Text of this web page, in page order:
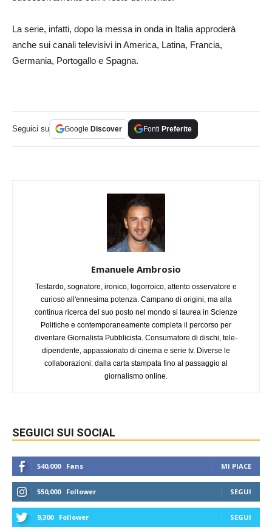
La serie, infatti, dopo la messa in onda in Italia approderà
anche sui canali televisivi in America, Latina, Francia,
Germania, Portogallo e Spagna.
Seguici su Google Discover Fonti Preferite
Emanuele Ambrosio
Testardo, sognatore, ironico, logorroico, attento osservatore e
curioso all'ennesima potenza. Campano di origini, ma alla
continua ricerca del suo posto nel mondo si laurea in Scienze
Politiche e contemporaneamente completa il percorso per
diventare Giornalista Pubblicista. Consumatore di dischi, tele-
dipendente, appassionato di cinema e serie tv. Diverse le
collaborazioni: dalla carta stampata fino al passaggio al
giornalismo online.
SEGUICI SUI SOCIAL
540,000 Fans MI PIACE
550,000 Follower SEGUI
9,300 Follower SEGUI